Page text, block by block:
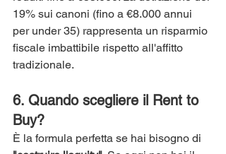
19% sui canoni (fino a €8.000 annui
per under 35) rappresenta un risparmio
fiscale imbattibile rispetto all'affitto
tradizionale.
6. Quando scegliere il Rent to
Buy?
È la formula perfetta se hai bisogno di